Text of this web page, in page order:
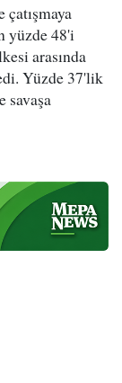
yüzde 48'i
arasında
Yüzde 37'lik
savaşa